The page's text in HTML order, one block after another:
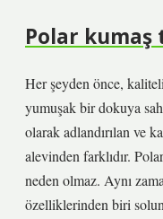
Polar kumaş
Her şeyden önce,
yumuşak bir dokuya
olarak adlandırılan ve
alevinden farklıdır.
neden olmaz. Aynı
özelliklerinden biri